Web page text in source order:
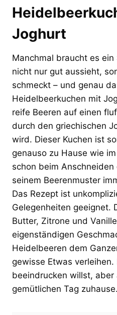
Joghurt
Manchmal braucht es ein
nicht nur gut aussieht,
schmeckt – und genau
Heidelbeerkuchen mit
reife Beeren auf einen
durch den griechischen
wird. Dieser Kuchen ist
genauso zu Hause wie
schon beim
seinem Beerenmuster
Das Rezept ist
Gelegenheiten geeignet.
Butter, Zitrone und
eigenständigen
Heidelbeeren dem
gewisse Etwas
beeindrucken willst, aber
gemütlichen Tag zuhause.